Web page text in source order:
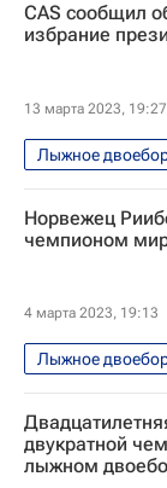
CAS сообщил
избрание
13 марта 2023, 19:27
Лыжное
Спортивный
Прыжки на
Норвежец
чемпионом
4 марта 2023, 19:13
Лыжное
Чемпионат
Ярл Магнус
двукратной
лыжном